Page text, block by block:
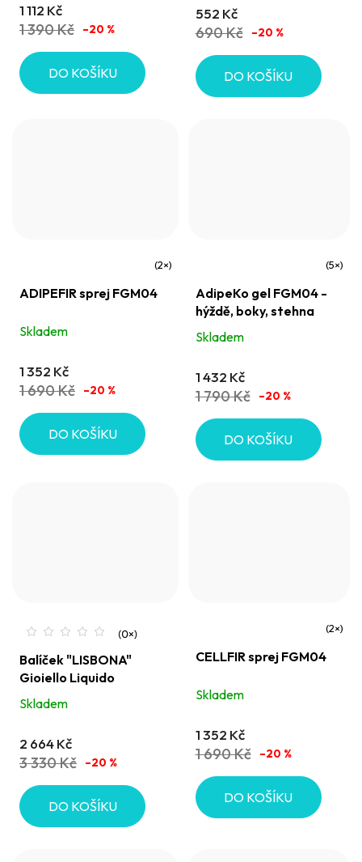
z
5
hvězdiček.
1 112 Kč
1 390 Kč –20 %
DO KOŠÍKU
552 Kč
690 Kč –20 %
DO KOŠÍKU
hodnocení
je
z
hvězdiček.
ADIPEFIR sprej FGM04
Skladem
1 352 Kč
1 690 Kč –20 %
DO KOŠÍKU
hodnocení
produktu
je
z
5
hvězdiček.
AdipeKo gel FGM04 -
hýždě, boky, stehna
Skladem
1 432 Kč
1 790 Kč –20 %
DO KOŠÍKU
Balíček "LISBONA"
Gioiello Liquido
Skladem
2 664 Kč
3 330 Kč –20 %
DO KOŠÍKU
hodnocení
je
z
hvězdiček.
CELLFIR sprej FGM04
Skladem
1 352 Kč
1 690 Kč –20 %
DO KOŠÍKU